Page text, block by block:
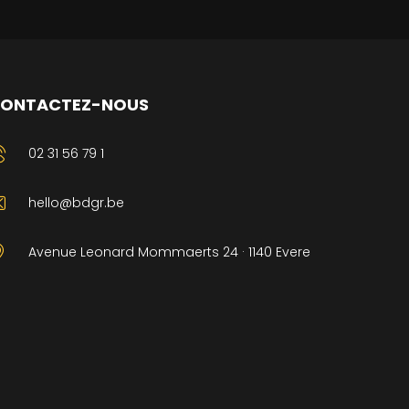
NOUS
02 31 56 79 1
hello@bdgr.be
Avenue Leonard Mommaerts 24 · 1140 Evere